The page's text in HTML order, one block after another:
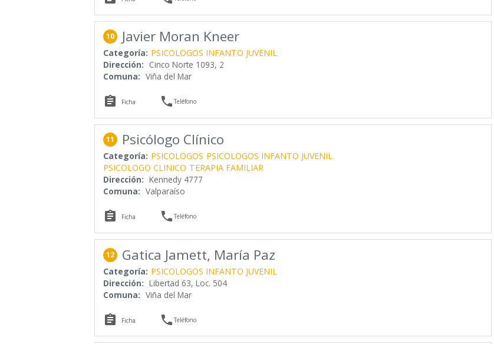
10 Javier Moran Kneer
Categoría: PSICOLOGOS INFANTO JUVENIL
Dirección: Cinco Norte 1093, 2
Comuna: Viña del Mar
 Ficha Teléfono
11 Psicólogo Clínico
Categoría: PSICOLOGOS PSICOLOGOS INFANTO JUVENIL
PSICOLOGO CLINICO TERAPIA FAMILIAR
Dirección: Kennedy 4777
Comuna: Valparaíso
 Ficha Teléfono
12 Gatica Jamett, María Paz
Categoría: PSICOLOGOS INFANTO JUVENIL
Dirección: Libertad 63, Loc. 504
Comuna: Viña del Mar
 Ficha Teléfono